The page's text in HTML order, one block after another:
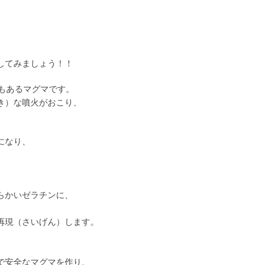
みましょう！！
るマグマです。
な噴火がおこり、
り、
ゼラチンに、
さいげん）します。
なマグマを作り、